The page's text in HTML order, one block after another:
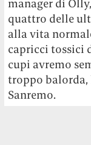
manager di
quattro delle
alla vita
capricci tossici
cupi avremo
troppo balorda,
Sanremo.